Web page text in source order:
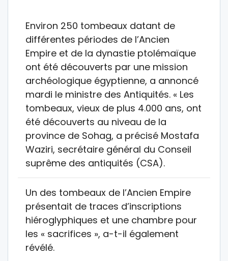
Environ 250 tombeaux datant de
différentes périodes de l’Ancien
Empire et de la dynastie ptolémaïque
ont été découverts par une mission
archéologique égyptienne, a annoncé
mardi le ministre des Antiquités. « Les
tombeaux, vieux de plus 4.000 ans, ont
été découverts au niveau de la
province de Sohag, a précisé Mostafa
Waziri, secrétaire général du Conseil
suprême des antiquités (CSA).
Un des tombeaux de l’Ancien Empire
présentait de traces d’inscriptions
hiéroglyphiques et une chambre pour
les « sacrifices », a-t-il également
révélé.